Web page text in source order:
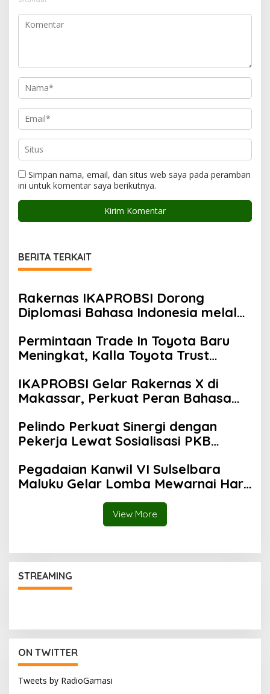
Simpan nama, email, dan situs web saya pada peramban
ini untuk komentar saya berikutnya.
BERITA TERKAIT
Rakernas IKAPROBSI Dorong
Diplomasi Bahasa Indonesia melalui
Permintaan Trade In Toyota Baru
Meningkat, Kalla Toyota Trust
Juli 2026
IKAPROBSI Gelar Rakernas X di
Makassar, Perkuat Peran Bahasa
Pelindo Perkuat Sinergi dengan
Pekerja Lewat Sosialisasi PKB
Pegadaian Kanwil VI Sulselbara
Maluku Gelar Lomba Mewarnai Hari
Anak dan Peran Keluarga
View More
STREAMING
ON TWITTER
Tweets by RadioGamasi